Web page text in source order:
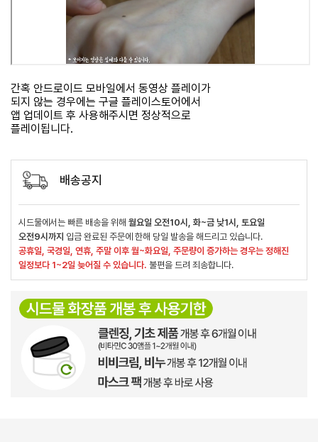
간혹 안드로이드 모바일에서 동영상 플레이가
되지 않는 경우에는 구글 플레이스토어에서
앱 업데이트 후 사용해주시면 정상적으로
플레이됩니다.
배송공지
시드물에서는 빠른 배송을 위해 월요일 오전10시, 화~금 낮1시, 토요일
오전9시까지 입금 완료된 주문에 한해 당일 발송을 해드리고 있습니다.
공휴일, 국경일, 연휴, 주말 이후 월~화요일, 주문량이 증가하는 경우는 정해진
일정보다 1~2일 늦어질 수 있습니다. 불편을 드려 죄송합니다.